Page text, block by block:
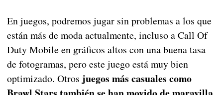
En juegos, podremos jugar sin problemas a los que
están más de moda actualmente, incluso a Call Of
Duty Mobile en gráficos altos con una buena tasa
de fotogramas, pero este juego está muy bien
optimizado. Otros juegos más casuales como